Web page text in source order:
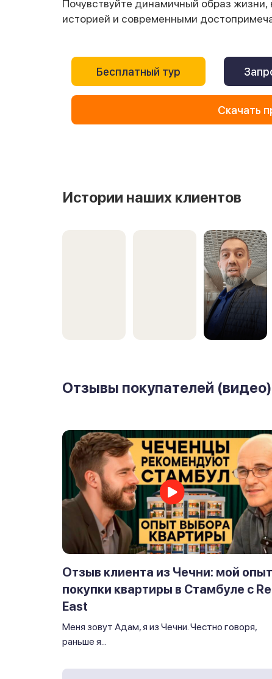
Почувствуйте динамичный образ
историей и современными
Бесплатный тур
Скачать
Истории наших клиентов
Отзывы покупателей (видео)
Отзыв клиента из Чечни: мой опыт
покупки квартиры в Стамбуле с
East
Меня зовут Адам, я из Чечни. Честно говоря,
раньше я...